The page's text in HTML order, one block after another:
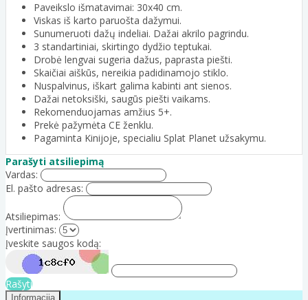
Paveikslo išmatavimai: 30x40 cm.
Viskas iš karto paruošta dažymui.
Sunumeruoti dažų indeliai. Dažai akrilo pagrindu.
3 standartiniai, skirtingo dydžio teptukai.
Drobė lengvai sugeria dažus, paprasta piešti.
Skaičiai aiškūs, nereikia padidinamojo stiklo.
Nuspalvinus, iškart galima kabinti ant sienos.
Dažai netoksiški, saugūs piešti vaikams.
Rekomenduojamas amžius 5+.
Prekė pažymėta CE ženklu.
Pagaminta Kinijoje, specialiu Splat Planet užsakymu.
Parašyti atsiliepimą
Vardas:
El. pašto adresas:
Atsiliepimas:
Įvertinimas:
Įveskite saugos kodą:
Rašyti
Informacija